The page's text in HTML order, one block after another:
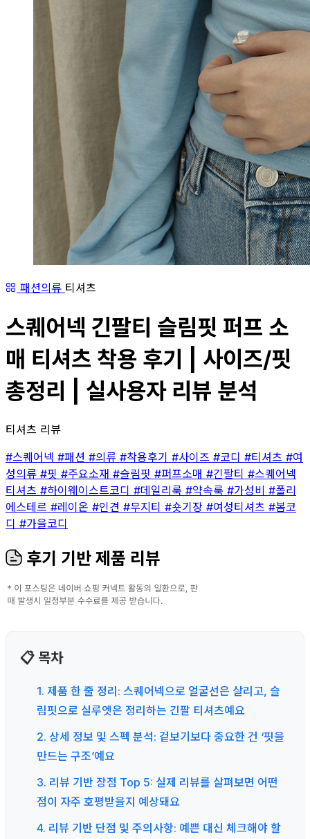
패션의류 티셔츠
스퀘어넥 긴팔티 슬림핏 퍼프 소
매 티셔츠 착용 후기 | 사이즈/핏
총정리 | 실사용자 리뷰 분석
티셔츠 리뷰
#스퀘어넥 #패션 #의류 #착용후기 #사이즈 #코디 #티셔츠 #여
성의류 #핏 #주요소재 #슬림핏 #퍼프소매 #긴팔티 #스퀘어넥
티셔츠 #하이웨이스트코디 #데일리룩 #약속룩 #가성비 #폴리
에스테르 #레이온 #인견 #무지티 #숏기장 #여성티셔츠 #봄코
디 #가을코디
후기 기반 제품 리뷰
📋 목차
1. 제품 한 줄 정리: 스퀘어넥으로 얼굴선은 살리고, 슬
림핏으로 실루엣은 정리하는 긴팔 티셔츠예요
2. 상세 정보 및 스펙 분석: 겉보기보다 중요한 건 ‘핏을
만드는 구조’예요
3. 리뷰 기반 장점 Top 5: 실제 리뷰를 살펴보면 어떤
점이 자주 호평받을지 예상돼요
4. 리뷰 기반 단점 및 주의사항: 예쁜 대신 체크해야 할